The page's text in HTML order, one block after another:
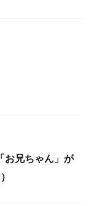
お兄ちゃん」が